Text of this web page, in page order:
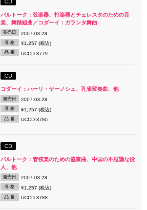
CD
バルトーク：弦楽器、打楽器とチェレスタのための音
楽、舞踏組曲／コダーイ：ガランタ舞曲
発売日 2007.03.28
価 格 ¥1,257 (税込)
品 番 UCCD-3779
CD
コダーイ：ハーリ・ヤーノシュ、孔雀変奏曲、他
発売日 2007.03.28
価 格 ¥1,257 (税込)
品 番 UCCD-3780
CD
バルトーク：管弦楽のための協奏曲、中国の不思議な役
人、他
発売日 2007.03.28
価 格 ¥1,257 (税込)
品 番 UCCD-3788